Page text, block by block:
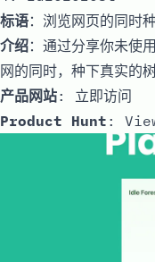
标语：浏览网页的同时
介绍：通过分享你未使
网的同时，种下真实的树
产品网站: 立即访问
Product Hunt :